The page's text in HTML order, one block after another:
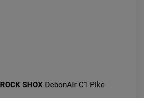
ROCK SHOX DebonAir C1 Pike